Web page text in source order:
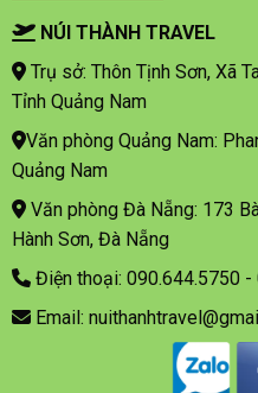
NÚI THÀNH TRAVEL
Trụ sở: Thôn Tịnh Sơn, Xã
Tỉnh Quảng Nam
Văn phòng Quảng Nam:
Quảng Nam
Văn phòng Đà Nẵng: 173
Hành Sơn, Đà Nẵng
Điện thoại: 090.644.5750 -
Email: